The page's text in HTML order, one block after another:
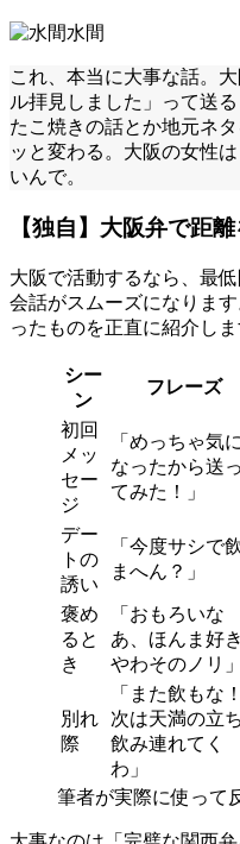
水間
これ、本当に大事な話。
ル拝見しました」って送
たこ焼きの話とか地元ネ
ッと変わる。大阪の女性
いんで。
【独自】大阪弁で距
大阪で活動するなら、最
会話がスムーズになりま
ったものを正直に紹介しま
シー
ン
フレーズ
初回
メッ
セー
ジ
「めっちゃ気に
なったから送っ
てみた！」
デー
トの
誘い
「今度サシで
まへん？」
褒め
ると
き
「おもろいな
あ、ほんま好き
やわそのノリ」
別れ
際
「また飲もな！
次は天満の立ち
飲み連れてく
わ」
筆者が実際に使って